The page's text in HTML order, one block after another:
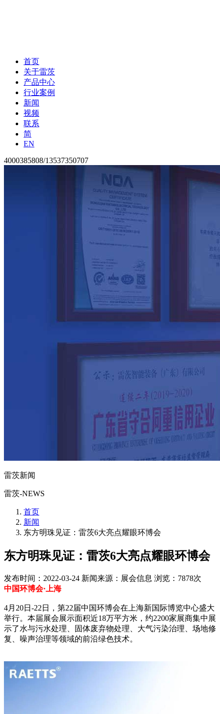
首页
关于雷茨
产品中心
行业案例
新闻
视频
联系
简
EN
4000385808/13537350707
雷茨新闻
雷茨-NEWS
首页
新闻
东方明珠见证：雷茨6大亮点耀眼环博会
东方明珠见证：雷茨6大亮点耀眼环博会
发布时间：2022-03-24 新闻来源：展会信息 浏览：7878次
中国环博会·上海
4月20日-22日，第22届中国环博会在上海新国际博览中心盛大
举行。本届展会展示面积近18万平方米，约2200家展商集中展
示了水与污水处理、固体废弃物处理、大气污染治理、场地修
复、噪声治理等领域的前沿绿色技术。